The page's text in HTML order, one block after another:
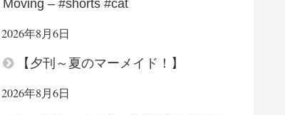
Moving – #shorts #cat
2026年8月6日
【夕刊～夏のマーメイド！】
2026年8月6日